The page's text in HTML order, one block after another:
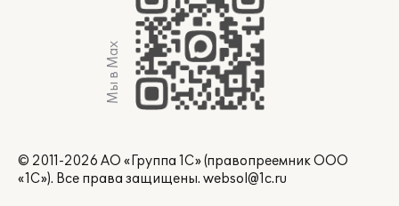
Мы в Max
© 2011-2026 АО «Группа 1С» (правопреемник ООО
«1С»). Все права защищены. websol@1c.ru